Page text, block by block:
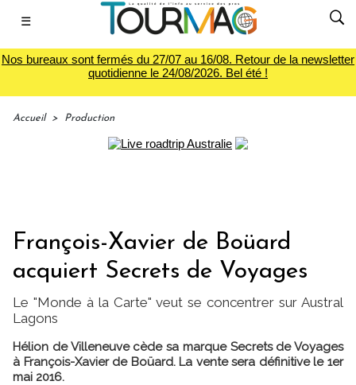
☰
Nos bureaux sont fermés du 27/07 au 16/08. Retour de la newsletter
quotidienne le 24/08/2026. Bel été !
Accueil > Production
François-Xavier de Boüard
acquiert Secrets de Voyages
Le "Monde à la Carte" veut se concentrer sur Austral
Lagons
Hélion de Villeneuve cède sa marque Secrets de Voyages
à François-Xavier de Boüard. La vente sera définitive le 1er
mai 2016.